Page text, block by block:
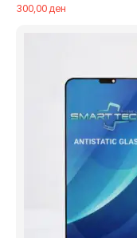
300,00ден